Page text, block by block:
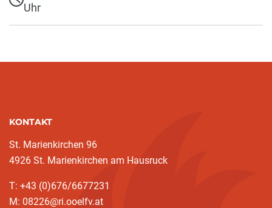
Uhr
KONTAKT
St. Marienkirchen 96
4926 St. Marienkirchen am Hausruck
T: +43 (0)676/6677231
M: 08226@ri.ooelfv.at